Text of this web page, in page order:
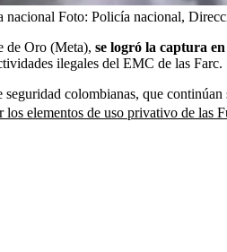
nacional Foto: Policía nacional,
de Oro (Meta), se logró la captura
ilegales del EMC de las Farc.
colombianas, que
elementos de uso privativo de las